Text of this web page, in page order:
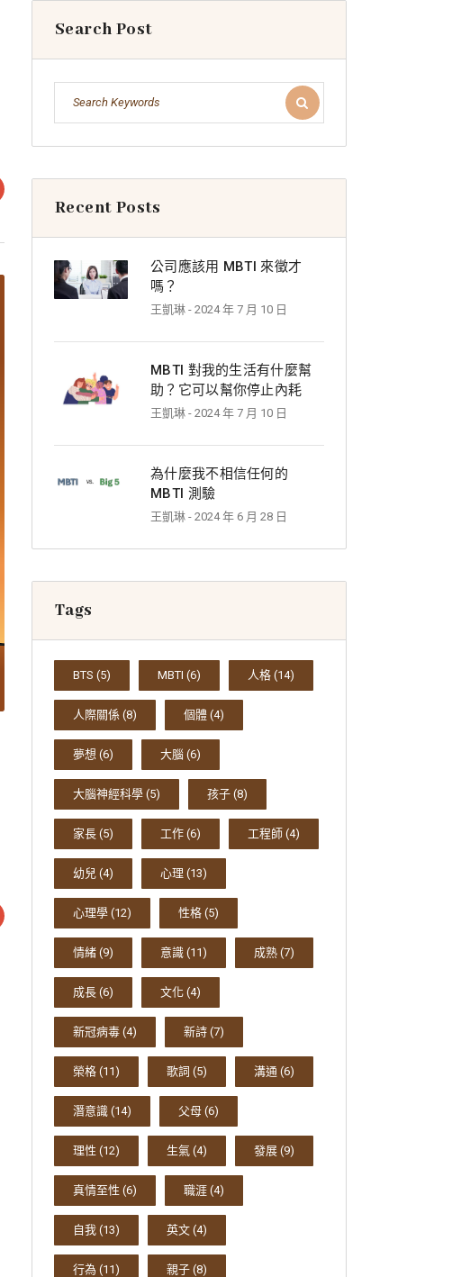
Search Post
Recent Posts
公司應該用 MBTI 來徵才
嗎？
王凱琳 - 2024 年 7 月 10 日
MBTI 對我的生活有什麼幫
助？它可以幫你停止內耗
王凱琳 - 2024 年 7 月 10 日
為什麼我不相信任何的
MBTI 測驗
王凱琳 - 2024 年 6 月 28 日
Tags
BTS (5) MBTI (6) 人格 (14)
人際關係 (8) 個體 (4)
夢想 (6) 大腦 (6)
大腦神經科學 (5) 孩子 (8)
家長 (5) 工作 (6) 工程師 (4)
幼兒 (4) 心理 (13)
心理學 (12) 性格 (5)
情緒 (9) 意識 (11) 成熟 (7)
成長 (6) 文化 (4)
新冠病毒 (4) 新詩 (7)
榮格 (11) 歌詞 (5) 溝通 (6)
潛意識 (14) 父母 (6)
理性 (12) 生氣 (4) 發展 (9)
真情至性 (6) 職涯 (4)
自我 (13) 英文 (4)
行為 (11) 親子 (8)